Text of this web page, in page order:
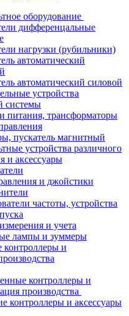
оборудование
дифференцальные
нагрузки (рубильники)
автоматический
автоматический силовой
устройства
системы
питания, трансформаторы
пускатель магнитный
устройства различного
и аксессуары
и джойстики
частоты, устройства
и учета
лампы и зуммеры
и
контроллеры и
производства
контроллеры и аксессуары